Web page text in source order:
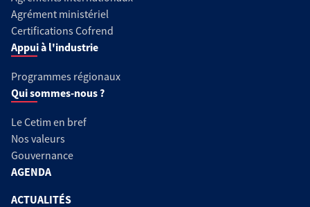
Agrément ministériel
Certifications Cofrend
Appui à l'industrie
Programmes régionaux
Qui sommes-nous ?
Le Cetim en bref
Nos valeurs
Gouvernance
AGENDA
ACTUALITÉS